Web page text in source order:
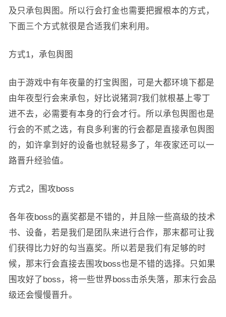
及只承包舆图。所以行会打金也需要把握根本的方式，
下面三个方式就很是合适我们来利用。
方式1，承包舆图
由于游戏中有年夜量的打宝舆图，可是大都环境下都是
由年夜型行会来承包，好比说猪洞7我们就根基上零丁
进不去，必需要有本身的行会才行。所以承包舆图也是
行会的不贰之选，有良多利害的行会都是直接承包舆图
的，如许拿到好的设备也就轻易多了，年夜家还可以一
路晋升经验值。
方式2，围攻boss
各年夜boss的嘉奖都是不错的，并且除一些高级的技术
书、设备，若是我们是团队来进行合作，那末都可让我
们获得比力好的勾当嘉奖。所以若是我们有足够的时
候，那末行会直接去围攻boss也是不错的选择。只如果
围攻好了boss，将一些世界boss击杀失落，那末行会品
级还会慢慢晋升。